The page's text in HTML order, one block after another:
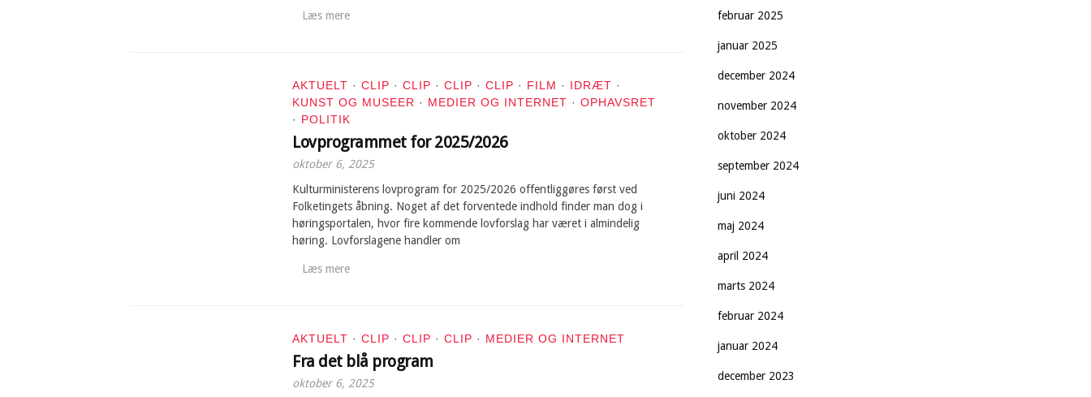
Læs mere
AKTUELT · CLIP · CLIP · CLIP · CLIP · FILM · IDRÆT ·
KUNST OG MUSEER · MEDIER OG INTERNET · OPHAVSRET
· POLITIK
Lovprogrammet for 2025/2026
oktober 6, 2025
Kulturministerens lovprogram for 2025/2026 offentliggøres først ved
Folketingets åbning. Noget af det forventede indhold finder man dog i
høringsportalen, hvor fire kommende lovforslag har været i almindelig
høring. Lovforslagene handler om
Læs mere
AKTUELT · CLIP · CLIP · CLIP · MEDIER OG INTERNET
Fra det blå program
oktober 6, 2025
februar 2025
januar 2025
december 2024
november 2024
oktober 2024
september 2024
juni 2024
maj 2024
april 2024
marts 2024
februar 2024
januar 2024
december 2023